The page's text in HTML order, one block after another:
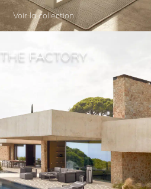
Voir la collection
THE FACTORY